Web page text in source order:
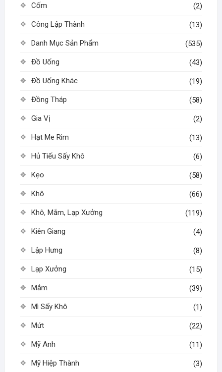
Cốm (2)
Công Lập Thành (13)
Danh Mục Sản Phẩm (535)
Đồ Uống (43)
Đồ Uống Khác (19)
Đồng Tháp (58)
Gia Vị (2)
Hạt Me Rim (13)
Hủ Tiếu Sấy Khô (6)
Kẹo (58)
Khô (66)
Khô, Mắm, Lạp Xưởng (119)
Kiên Giang (4)
Lập Hưng (8)
Lạp Xưởng (15)
Mắm (39)
Mì Sấy Khô (1)
Mứt (22)
Mỹ Anh (11)
Mỹ Hiệp Thành (3)